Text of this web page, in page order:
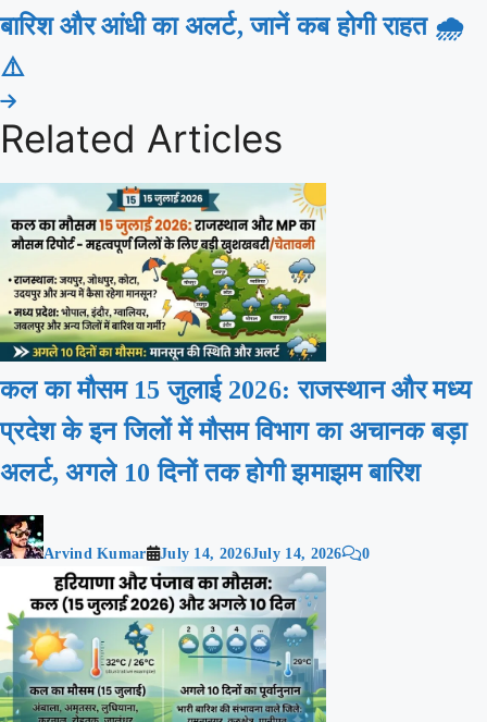
बारिश और आंधी का अलर्ट, जानें कब होगी राहत 🌧️
⚠️
Related Articles
कल का मौसम 15 जुलाई 2026: राजस्थान और मध्य
प्रदेश के इन जिलों में मौसम विभाग का अचानक बड़ा
अलर्ट, अगले 10 दिनों तक होगी झमाझम बारिश
Arvind Kumar July 14, 2026July 14, 2026 0